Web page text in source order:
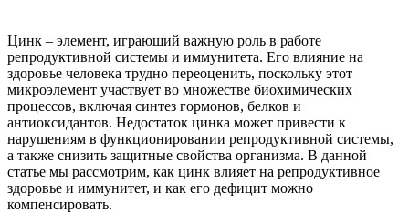
Цинк – элемент, играющий важную роль в работе
репродуктивной системы и иммунитета. Его влияние на
здоровье человека трудно переоценить, поскольку этот
микроэлемент участвует во множестве биохимических
процессов, включая синтез гормонов, белков и
антиоксидантов. Недостаток цинка может привести к
нарушениям в функционировании репродуктивной системы,
а также снизить защитные свойства организма. В данной
статье мы рассмотрим, как цинк влияет на репродуктивное
здоровье и иммунитет, и как его дефицит можно
компенсировать.